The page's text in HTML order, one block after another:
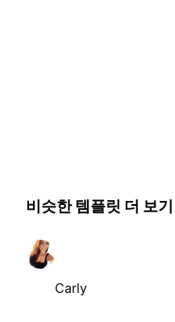
비슷한 템플릿 더 보기
Carly